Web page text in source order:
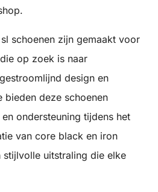
schoenen zijn gemaakt voor
op zoek is naar
design en
deze schoenen
ondersteuning tijdens het
van core black en iron
uitstraling die elke